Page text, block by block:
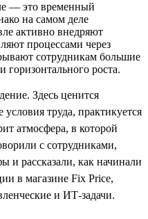
— это временный
на самом деле
активно внедряют
процессами через
сотрудникам большие
горизонтального роста.
Здесь ценится
труда, практикуется
атмосфера, в которой
с сотрудниками,
и рассказали, как начинали
в магазине Fix Price,
и ИТ-задачи.